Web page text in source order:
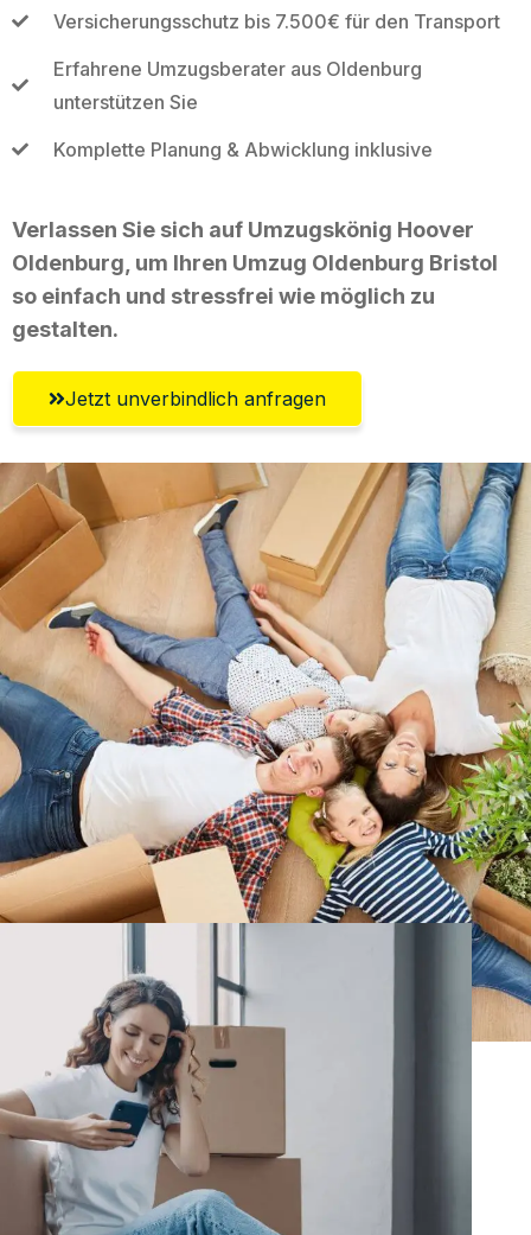
Versicherungsschutz bis 7.500€ für den Transport
Erfahrene Umzugsberater aus Oldenburg
unterstützen Sie
Komplette Planung & Abwicklung inklusive
Verlassen Sie sich auf Umzugskönig Hoover
Oldenburg, um Ihren Umzug Oldenburg Bristol
so einfach und stressfrei wie möglich zu
gestalten.
Jetzt unverbindlich anfragen